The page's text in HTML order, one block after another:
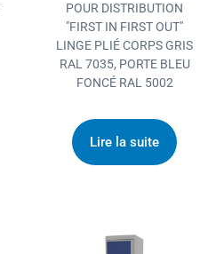
POUR DISTRIBUTION
"FIRST IN FIRST OUT"
LINGE PLIÉ CORPS GRIS
RAL 7035, PORTE BLEU
FONCÉ RAL 5002
Lire la suite